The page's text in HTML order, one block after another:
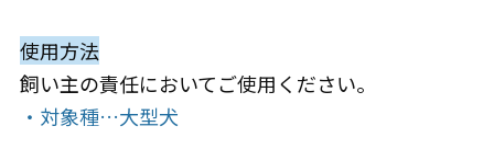
使用方法
飼い主の責任においてご使用ください。
・対象種…大型犬